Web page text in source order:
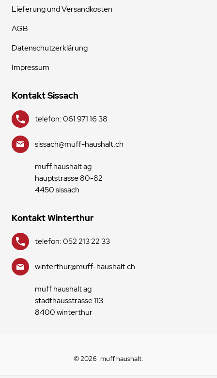
Lieferung und Versandkosten
AGB
Datenschutzerklärung
Impressum
Kontakt Sissach
telefon: 061 971 16 38
sissach@muff-haushalt.ch
muff haushalt ag
hauptstrasse 80-82
4450 sissach
Kontakt Winterthur
telefon: 052 213 22 33
winterthur@muff-haushalt.ch
muff haushalt ag
stadthausstrasse 113
8400 winterthur
© 2026 muff haushalt.